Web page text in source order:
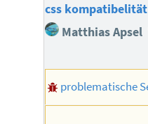
css kompatibelität
Matthias Apsel
problematische